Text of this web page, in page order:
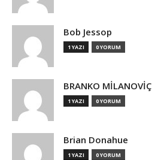
Bob Jessop
1 YAZI 0 YORUM
BRANKO MİLANOVİÇ
1 YAZI 0 YORUM
Brian Donahue
1 YAZI 0 YORUM